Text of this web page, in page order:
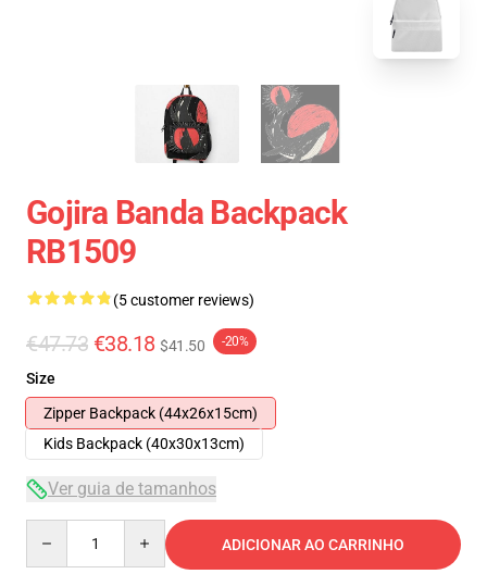
Gojira Banda Backpack
RB1509
(5 customer reviews)
€47.73 €38.18 $41.50 -20%
Size
Zipper Backpack (44x26x15cm)
Kids Backpack (40x30x13cm)
Ver guia de tamanhos
ADICIONAR AO CARRINHO